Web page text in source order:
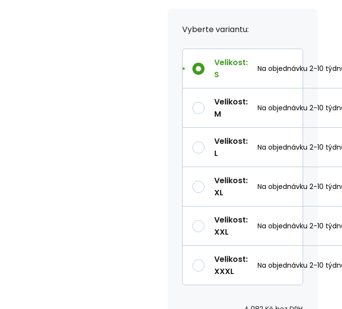
Vyberte variantu:
Velikost:
S
Na objednávku 2-10
Velikost:
M
Na objednávku 2-10
Velikost:
L
Na objednávku 2-10
Velikost:
XL
Na objednávku 2-10
Velikost:
XXL
Na objednávku 2-10
Velikost:
XXXL
Na objednávku 2-10